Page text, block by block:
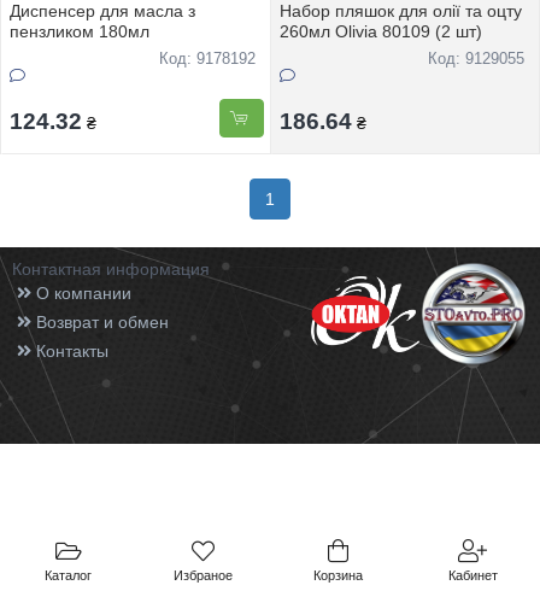
Каталог Избраное Корзина Кабинет
Диспенсер для масла з
пензликом 180мл
Код: 9178192
124.32 ₴
Набор пляшок для олії та оцту
260мл Olivia 80109 (2 шт)
Код: 9129055
186.64 ₴
1
Контактная информация
О компании
Возврат и обмен
Контакты